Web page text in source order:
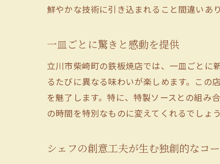
鮮やかな技術に引き込まれること間違いあ
一皿ごとに驚きと感動を提供
立川市柴崎町の鉄板焼店では、一皿ごとに
るたびに異なる味わいが楽しめます。この
を魅了します。特に、特製ソースとの組み
の時間を特別なものに変えてくれるでしょう
シェフの創意工夫が生む独創的なコ